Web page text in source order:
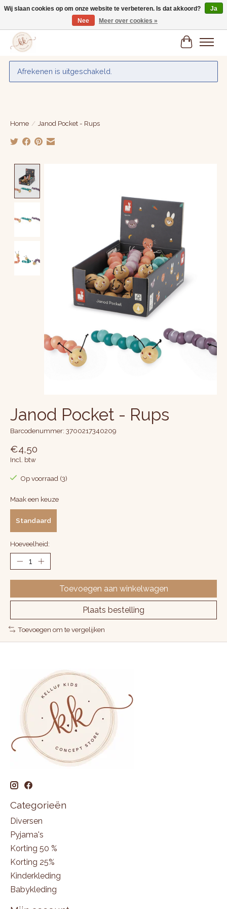
Gratis verzenden vanaf € 75,-
Afrekenen is uitgeschakeld.
Home / Janod Pocket - Rups
Janod Pocket - Rups
Barcodenummer: 3700217340209
€4,50
Incl. btw
Op voorraad (3)
Maak een keuze
Standaard
Hoeveelheid:
Toevoegen aan winkelwagen
Plaats bestelling
Toevoegen om te vergelijken
Categorieën
Diversen
Pyjama's
Korting 50 %
Korting 25%
Kinderkleding
Babykleding
Wij slaan cookies op om onze website te verbeteren. Is dat akkoord?
Ja
Nee
Meer over cookies »